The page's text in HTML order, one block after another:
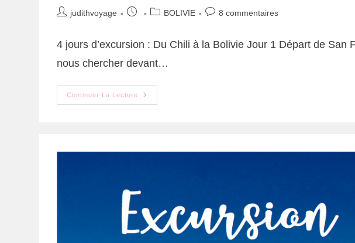
judithvoyage BOLIVIE 8 commentaires
4 jours d’excursion : Du Chili à la Bolivie Jour 1 Départ de
nous chercher devant…
Continuer La Lecture